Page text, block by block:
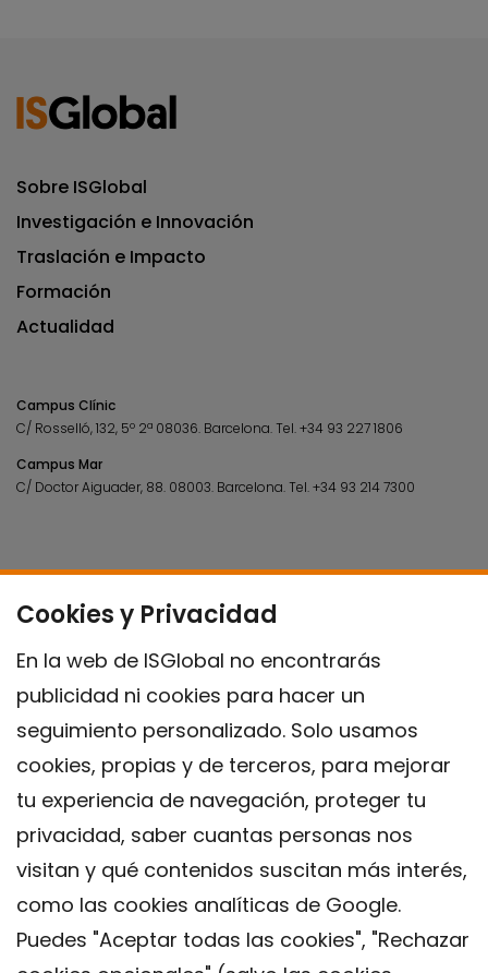
Cookies y Privacidad
En la web de ISGlobal no encontrarás
publicidad ni cookies para hacer un
seguimiento personalizado. Solo usamos
cookies, propias y de terceros, para mejorar
tu experiencia de navegación, proteger tu
privacidad, saber cuantas personas nos
visitan y qué contenidos suscitan más interés,
como las cookies analíticas de Google.
Puedes "Aceptar todas las cookies", "Rechazar
Sobre ISGlobal
Investigación e Innovación
Traslación e Impacto
Formación
Actualidad
Campus Clínic
C/ Rosselló, 132, 5º 2ª 08036. Barcelona.Tel.+34 93 227 1806
Campus Mar
C/ Doctor Aiguader, 88. 08003. Barcelona.Tel.+34 93 214 7300